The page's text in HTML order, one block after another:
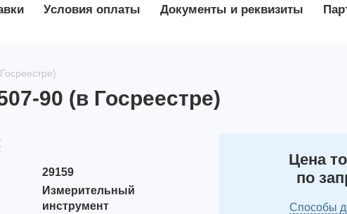
Условия оплаты Документы и реквизиты
90 (в Госреестре)
29159
Измерительный
инструмент
Цена
по
Способы